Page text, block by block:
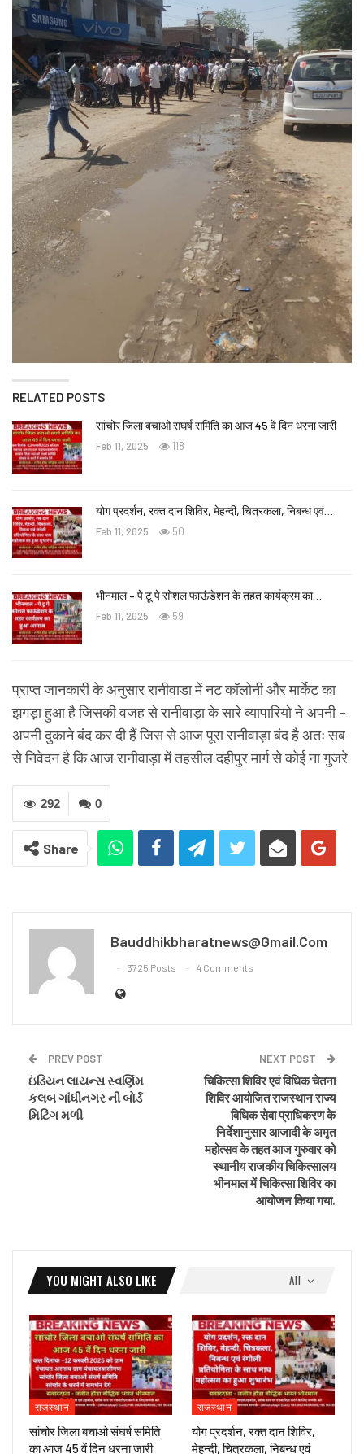
RELATED POSTS
सांचोर जिला बचाओ संघर्ष समिति का आज 45 वें दिन धरना जारी
Feb 11, 2025 118
योग प्रदर्शन, रक्त दान शिविर, मेहन्दी, चित्रकला, निबन्ध एवं…
Feb 11, 2025 50
भीनमाल – पे टू पे सोशल फाऊंडेशन के तहत कार्यक्रम का…
Feb 11, 2025 59
प्राप्त जानकारी के अनुसार रानीवाड़ा में नट कॉलोनी और मार्केट का
झगड़ा हुआ है जिसकी वजह से रानीवाड़ा के सारे व्यापारियो ने अपनी –
अपनी दुकाने बंद कर दी हैं जिस से आज पूरा रानीवाड़ा बंद है अतः सब
से निवेदन है कि आज रानीवाड़ा में तहसील दहीपुर मार्ग से कोई ना गुजरे
0
292
Share
Bauddhikbharatnews@gmail.com
3725 Posts 4 Comments
PREV POST
ઇંડિયન લાયન્સ સ્વર્ણિમ
કલબ ગાંધીનગર ની બોર્ડ
મિટિંગ મળી
NEXT POST
चिकित्सा शिविर एवं विधिक चेतना
शिविर आयोजित राजस्थान राज्य
विधिक सेवा प्राधिकरण के
निर्देशानुसार आजादी के अमृत
महोत्सव के तहत आज गुरुवार को
स्थानीय राजकीय चिकित्सालय
भीनमाल में चिकित्सा शिविर का
आयोजन किया गया.
All
YOU MIGHT ALSO LIKE
राजस्थान
सांचोर जिला बचाओ संघर्ष समिति
का आज 45 वें दिन धरना जारी
राजस्थान
योग प्रदर्शन, रक्त दान शिविर,
मेहन्दी, चित्रकला, निबन्ध एवं